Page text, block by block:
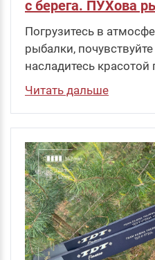
с берега. ПУХова
Погрузитесь в
рыбалки,
насладитесь
Читать дальше